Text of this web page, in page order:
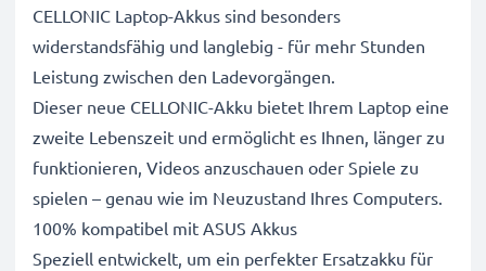
CELLONIC Laptop-Akkus sind besonders
widerstandsfähig und langlebig - für mehr Stunden
Leistung zwischen den Ladevorgängen.
Dieser neue CELLONIC-Akku bietet Ihrem Laptop eine
zweite Lebenszeit und ermöglicht es Ihnen, länger zu
funktionieren, Videos anzuschauen oder Spiele zu
spielen – genau wie im Neuzustand Ihres Computers.
100% kompatibel mit ASUS Akkus
Speziell entwickelt, um ein perfekter Ersatzakku für